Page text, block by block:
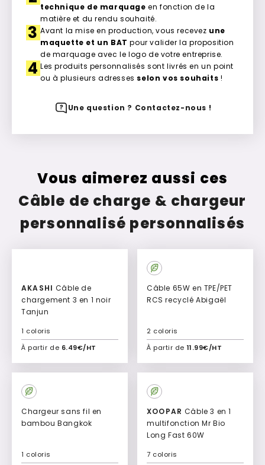
technique de marquage en fonction de la
matière et du rendu souhaité.
3Avant la mise en production, vous recevez une
maquette et un BAT pour valider la proposition
de marquage avec le logo de votre entreprise.
4Les produits personnalisés sont livrés en un point
ou à plusieurs adresses selon vos souhaits !
Une question ? Contactez-nous !
Vous aimerez aussi ces
Câble de charge & chargeur
personnalisé personnalisés
AKASHI
chargement 3 en 1 noir
Tanjun
À partir de 6.49€/HT
1 coloris
Ajouter à mon devis
Câble 65W en TPE/PET
RCS recyclé Abigaël
À partir de 11.99€/HT
2 coloris
Ajouter à mon devis
Chargeur sans fil en
bambou Bangkok
1 coloris
Top
XOOPAR
multifonction Mr Bio
Long Fast 60W
7 coloris